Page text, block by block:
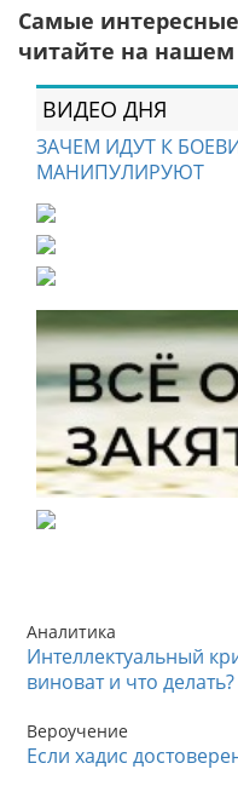
Самые
читайте на нашем
ВИДЕО ДНЯ
ЗАЧЕМ ИДУТ К
МАНИПУЛИРУЮТ
Аналитика
Интеллектуальный
виноват и что делать?
Вероучение
Если хадис